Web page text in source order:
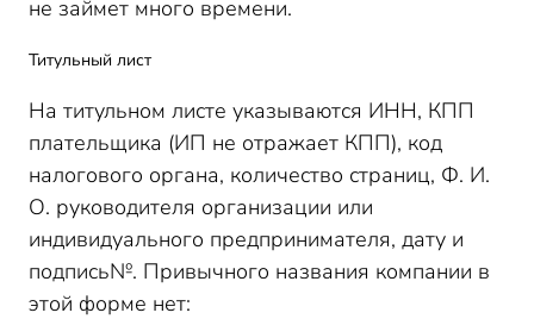
не займет много времени.
Титульный лист
На титульном листе указываются ИНН, КПП
плательщика (ИП не отражает КПП), код
налогового органа, количество страниц, Ф. И.
О. руководителя организации или
индивидуального предпринимателя, дату и
подпись№. Привычного названия компании в
этой форме нет: